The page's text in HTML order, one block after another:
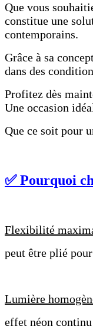
Que vous
constitue une
contemporains.
Grâce à sa
dans des
Profitez dès
Une occasion
Que ce soit pour
✅ Pourquoi
Flexibilité
peut être plié
Lumière
effet néon